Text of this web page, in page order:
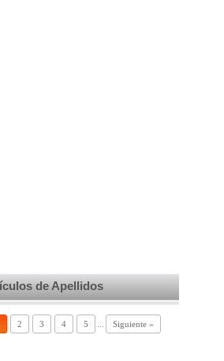
de Apellidos
2 3 4 5 Siguiente »